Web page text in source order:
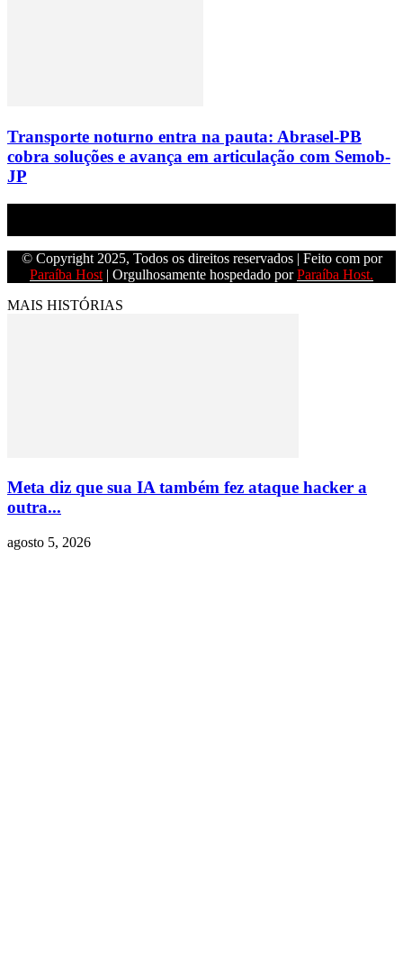
Transporte noturno entra na pauta: Abrasel-PB
cobra soluções e avança em articulação com Semob-
JP
© Copyright 2025, Todos os direitos reservados | Feito com por
Paraíba Host | Orgulhosamente hospedado porParaíba Host.
MAIS HISTÓRIAS
Meta diz que sua IA também fez ataque hacker a
outra...
agosto 5, 2026